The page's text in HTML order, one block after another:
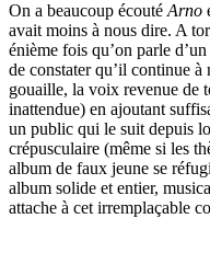
On a beaucoup écouté Arno
avait moins à nous dire. A
énième fois qu’on parle
de constater qu’il continue à
gouaille, la voix revenue de
inattendue) en ajoutant
un public qui le suit depuis
crépusculaire (même si les
album de faux jeune se
album solide et entier,
attache à cet irremplaçable